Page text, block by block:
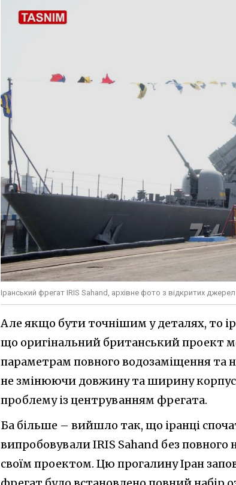
Іранський фрегат IRIS Sahand, архівне фото з відкритих джерел
Але якщо бути точнішим у деталях, то
що оригінальний британський проект
параметрам повного водозаміщення та
не змінюючи довжину та ширину
проблему із центруванням фрегата.
Ба більше – вийшло так, що іранці
випробовували IRIS Sahand без повного
своїм проектом. Цю прогалину Іран